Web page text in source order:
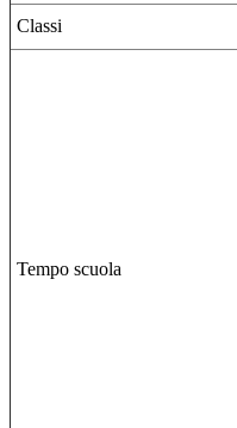
Classi
Tempo scuola